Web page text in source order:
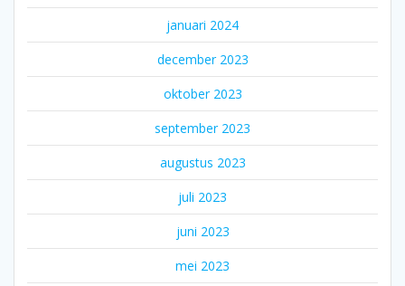
januari 2024
december 2023
oktober 2023
september 2023
augustus 2023
juli 2023
juni 2023
mei 2023